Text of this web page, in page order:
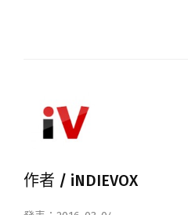
作者 / iNDIEVOX